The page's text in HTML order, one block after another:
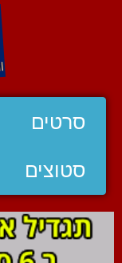
סרטים
סטוצים